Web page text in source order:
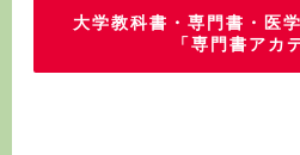
大学教科書・専門書・医
「専門書アカ